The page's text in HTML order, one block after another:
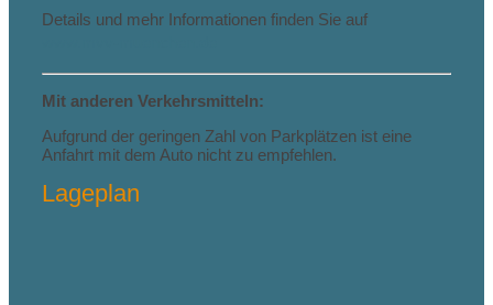
Details und mehr Informationen finden Sie auf
Mit anderen Verkehrsmitteln:
Aufgrund der geringen Zahl von Parkplätzen ist eine
Anfahrt mit dem Auto nicht zu empfehlen.
Lageplan